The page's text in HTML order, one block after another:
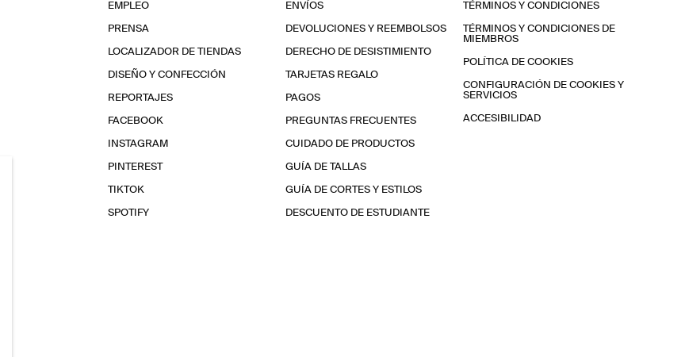
EMPLEO
PRENSA
LOCALIZADOR DE TIENDAS
DISEÑO Y CONFECCIÓN
REPORTAJES
FACEBOOK
INSTAGRAM
PINTEREST
TIKTOK
SPOTIFY
ENVÍOS
DEVOLUCIONES Y REEMBOLSOS
DERECHO DE DESISTIMIENTO
TARJETAS REGALO
PAGOS
PREGUNTAS FRECUENTES
CUIDADO DE PRODUCTOS
GUÍA DE TALLAS
GUÍA DE CORTES Y ESTILOS
DESCUENTO DE ESTUDIANTE
TÉRMINOS Y CONDICIONES
TÉRMINOS Y CONDICIONES DE
MIEMBROS
POLÍTICA DE COOKIES
CONFIGURACIÓN DE COOKIES Y
SERVICIOS
ACCESIBILIDAD